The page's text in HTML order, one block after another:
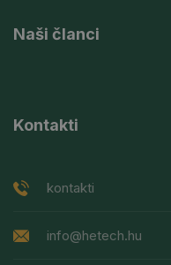
Naši članci
Kontakti
kontakti
info@hetech.hu